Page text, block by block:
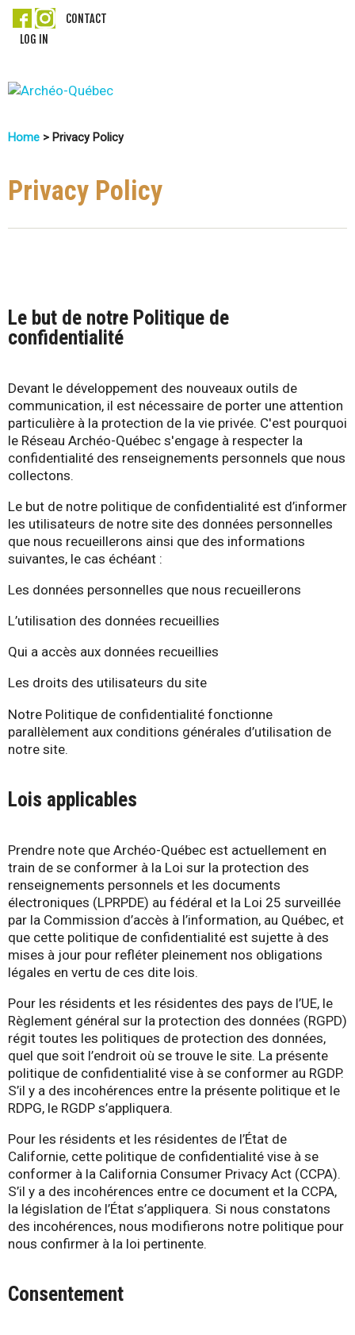
Skip
content
CONTACT
LOG IN
r
c
h
-
u
é
b
e
c
Are
Here
Home > Privacy Policy
Privacy Policy
Le but de notre Politique de
confidentialité
Devant le développement des nouveaux outils de
communication, il est nécessaire de porter une attention
particulière à la protection de la vie privée. C'est pourquoi
le Réseau Archéo-Québec s'engage à respecter la
confidentialité des renseignements personnels que nous
collectons.
Le but de notre politique de confidentialité est d’informer
les utilisateurs de notre site des données personnelles
que nous recueillerons ainsi que des informations
suivantes, le cas échéant :
Les données personnelles que nous recueillerons
L’utilisation des données recueillies
Qui a accès aux données recueillies
Les droits des utilisateurs du site
Notre Politique de confidentialité fonctionne
parallèlement aux conditions générales d’utilisation de
notre site.
Lois applicables
Prendre note que Archéo-Québec est actuellement en
train de se conformer à la Loi sur la protection des
renseignements personnels et les documents
électroniques (LPRPDE) au fédéral et la Loi 25 surveillée
par la Commission d’accès à l’information, au Québec, et
que cette politique de confidentialité est sujette à des
mises à jour pour refléter pleinement nos obligations
légales en vertu de ces dite lois.
Pour les résidents et les résidentes des pays de l’UE, le
Règlement général sur la protection des données (RGPD)
régit toutes les politiques de protection des données,
quel que soit l’endroit où se trouve le site. La présente
politique de confidentialité vise à se conformer au RGDP.
S’il y a des incohérences entre la présente politique et le
RDPG, le RGDP s’appliquera.
Pour les résidents et les résidentes de l’État de
Californie, cette politique de confidentialité vise à se
conformer à la California Consumer Privacy Act (CCPA).
S’il y a des incohérences entre ce document et la CCPA,
la législation de l’État s’appliquera. Si nous constatons
des incohérences, nous modifierons notre politique pour
nous confirmer à la loi pertinente.
Consentement